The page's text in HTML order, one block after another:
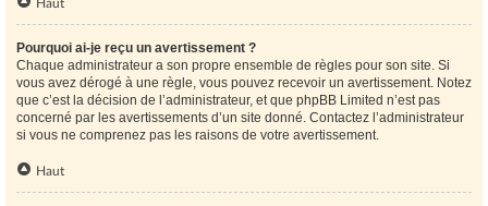
Haut
Pourquoi ai-je reçu un avertissement ?
Chaque administrateur a son propre ensemble de règles pour son site. Si
vous avez dérogé à une règle, vous pouvez recevoir un avertissement. Notez
que c’est la décision de l’administrateur, et que phpBB Limited n’est pas
concerné par les avertissements d’un site donné. Contactez l’administrateur
si vous ne comprenez pas les raisons de votre avertissement.
Haut